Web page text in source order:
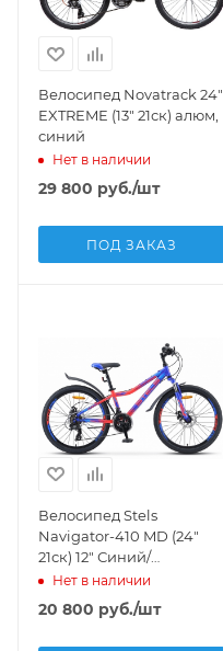
Велосипед Novatrack 24"
EXTREME (13" 21ск) алюм,
синий
Нет в наличии
29 800 руб./шт
ПОД ЗАКАЗ
Велосипед Stels
Navigator-410 MD (24"
21ск) 12" Синий/
неоновый-красный,
Нет в наличии
20 800 руб./шт